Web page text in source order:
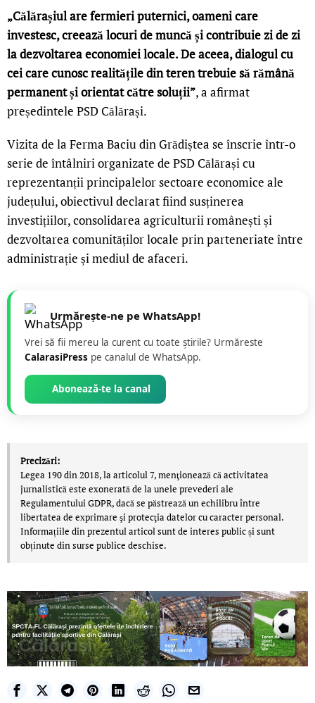
„Călărașiul are fermieri puternici, oameni care
investesc, creează locuri de muncă și contribuie zi de zi
la dezvoltarea economiei locale. De aceea, dialogul cu
cei care cunosc realitățile din teren trebuie să rămână
permanent și orientat către soluții”, a afirmat
președintele PSD Călărași.
Vizita de la Ferma Baciu din Grădiștea se înscrie într-o
serie de întâlniri organizate de PSD Călărași cu
reprezentanții principalelor sectoare economice ale
județului, obiectivul declarat fiind susținerea
investițiilor, consolidarea agriculturii românești și
dezvoltarea comunităților locale prin parteneriate între
administrație și mediul de afaceri.
Urmărește-ne pe WhatsApp!
Vrei să fii mereu la curent cu toate știrile? Urmăreste
CalarasiPress pe canalul de WhatsApp.
Abonează-te la canal
Precizări:
Legea 190 din 2018, la articolul 7, menţionează că activitatea
jurnalistică este exonerată de la unele prevederi ale
Regulamentului GDPR, dacă se păstrează un echilibru între
libertatea de exprimare şi protecţia datelor cu caracter personal.
Informațiile din prezentul articol sunt de interes public și sunt
obținute din surse publice deschise.